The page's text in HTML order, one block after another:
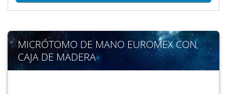
MICRÓTOMO DE MANO EUROMEX CON
CAJA DE MADERA